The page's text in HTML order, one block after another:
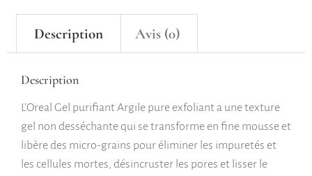
Description Avis (0)
Description
L’Oreal Gel purifiant Argile pure exfoliant a une texture
gel non desséchante qui se transforme en fine mousse et
libère des micro-grains pour éliminer les impuretés et
les cellules mortes, désincruster les pores et lisser le